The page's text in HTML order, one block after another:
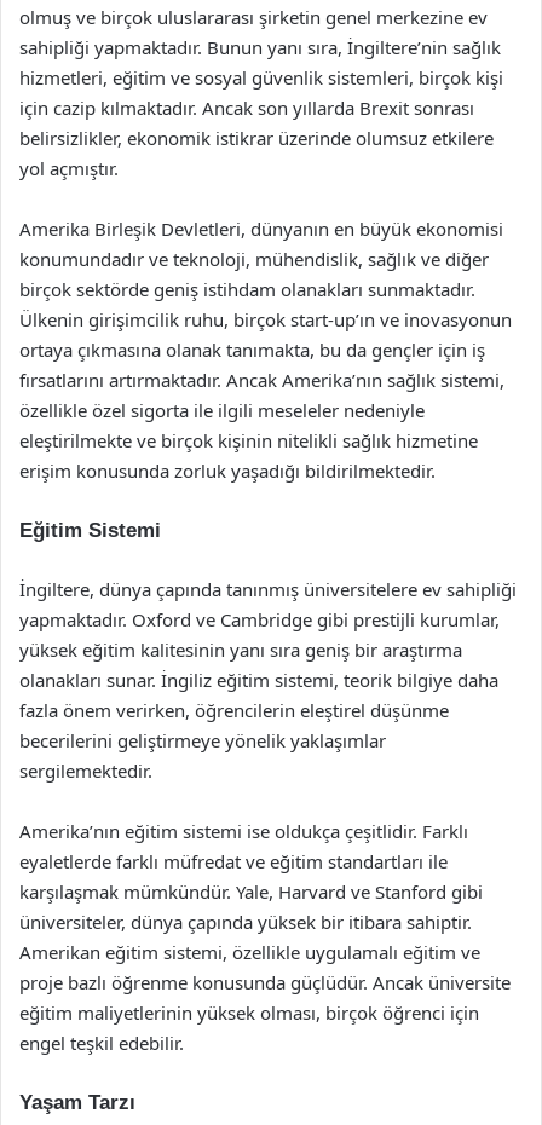
olmuş ve birçok uluslararası şirketin genel merkezine ev
sahipliği yapmaktadır. Bunun yanı sıra, İngiltere’nin sağlık
hizmetleri, eğitim ve sosyal güvenlik sistemleri, birçok kişi
için cazip kılmaktadır. Ancak son yıllarda Brexit sonrası
belirsizlikler, ekonomik istikrar üzerinde olumsuz etkilere
yol açmıştır.
Amerika Birleşik Devletleri, dünyanın en büyük ekonomisi
konumundadır ve teknoloji, mühendislik, sağlık ve diğer
birçok sektörde geniş istihdam olanakları sunmaktadır.
Ülkenin girişimcilik ruhu, birçok start-up’ın ve inovasyonun
ortaya çıkmasına olanak tanımakta, bu da gençler için iş
fırsatlarını artırmaktadır. Ancak Amerika’nın sağlık sistemi,
özellikle özel sigorta ile ilgili meseleler nedeniyle
eleştirilmekte ve birçok kişinin nitelikli sağlık hizmetine
erişim konusunda zorluk yaşadığı bildirilmektedir.
Eğitim Sistemi
İngiltere, dünya çapında tanınmış üniversitelere ev sahipliği
yapmaktadır. Oxford ve Cambridge gibi prestijli kurumlar,
yüksek eğitim kalitesinin yanı sıra geniş bir araştırma
olanakları sunar. İngiliz eğitim sistemi, teorik bilgiye daha
fazla önem verirken, öğrencilerin eleştirel düşünme
becerilerini geliştirmeye yönelik yaklaşımlar
sergilemektedir.
Amerika’nın eğitim sistemi ise oldukça çeşitlidir. Farklı
eyaletlerde farklı müfredat ve eğitim standartları ile
karşılaşmak mümkündür. Yale, Harvard ve Stanford gibi
üniversiteler, dünya çapında yüksek bir itibara sahiptir.
Amerikan eğitim sistemi, özellikle uygulamalı eğitim ve
proje bazlı öğrenme konusunda güçlüdür. Ancak üniversite
eğitim maliyetlerinin yüksek olması, birçok öğrenci için
engel teşkil edebilir.
Yaşam Tarzı